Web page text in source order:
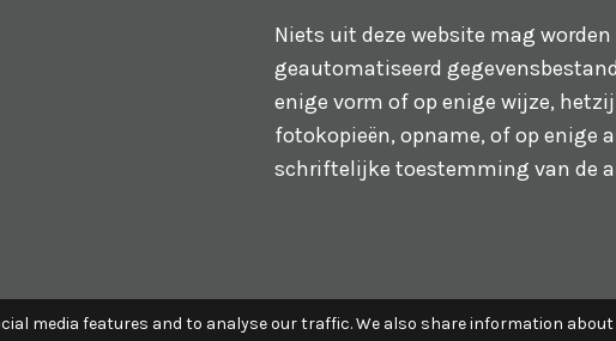
Niets uit deze website mag
geautomatiseerd
enige vorm of op enige wijze,
fotokopieën, opname, of op enige
schriftelijke toestemming van de
media features and to analyse our traffic. We also share information about